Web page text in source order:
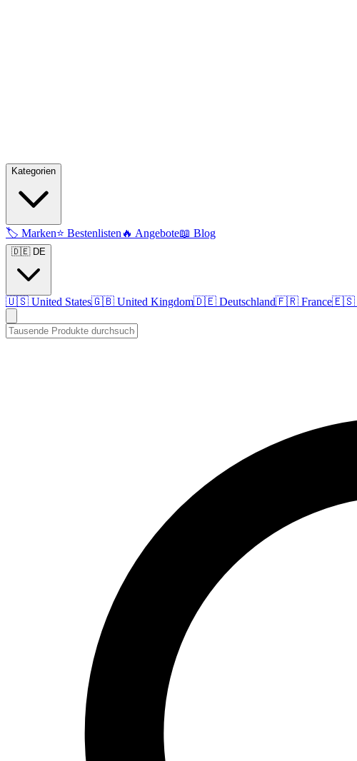
Kategorien
🏷️ Marken⭐ Bestenlisten 🔥 Angebote📖 Blog
🇩🇪 DE
🇺🇸 United States🇬🇧 United Kingdom🇩🇪 Deutschland🇫🇷 France🇪🇸